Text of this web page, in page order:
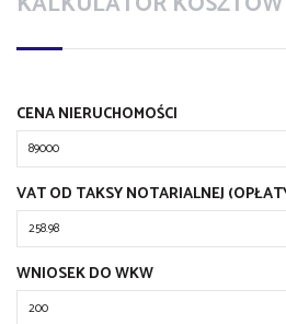
CENA NIERUCHOMOŚCI
VAT OD TAKSY NOTARIALNEJ
WNIOSEK DO WKW